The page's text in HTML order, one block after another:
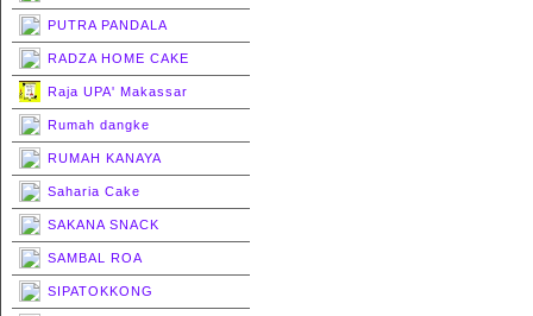
PUTRA PANDALA
RADZA HOME CAKE
Raja UPA' Makassar
Rumah dangke
RUMAH KANAYA
Saharia Cake
SAKANA SNACK
SAMBAL ROA
SIPATOKKONG